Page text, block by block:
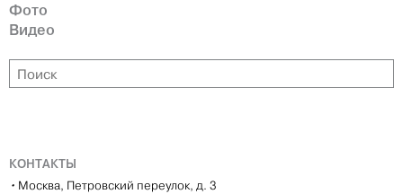
Фото
Видео
КОНТАКТЫ
• Москва, Петровский переулок, д. 3